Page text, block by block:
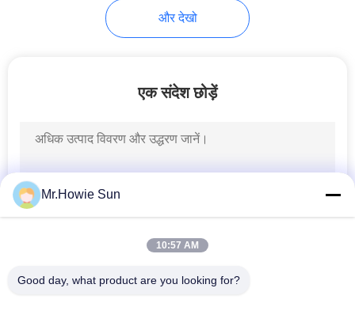
Piston Filling
Automatic Blow
Molding Machine
54
और देखो
एक संदेश छोड़ें
Mr.Howie Sun
10:57 AM
Good day, what product are you looking for?